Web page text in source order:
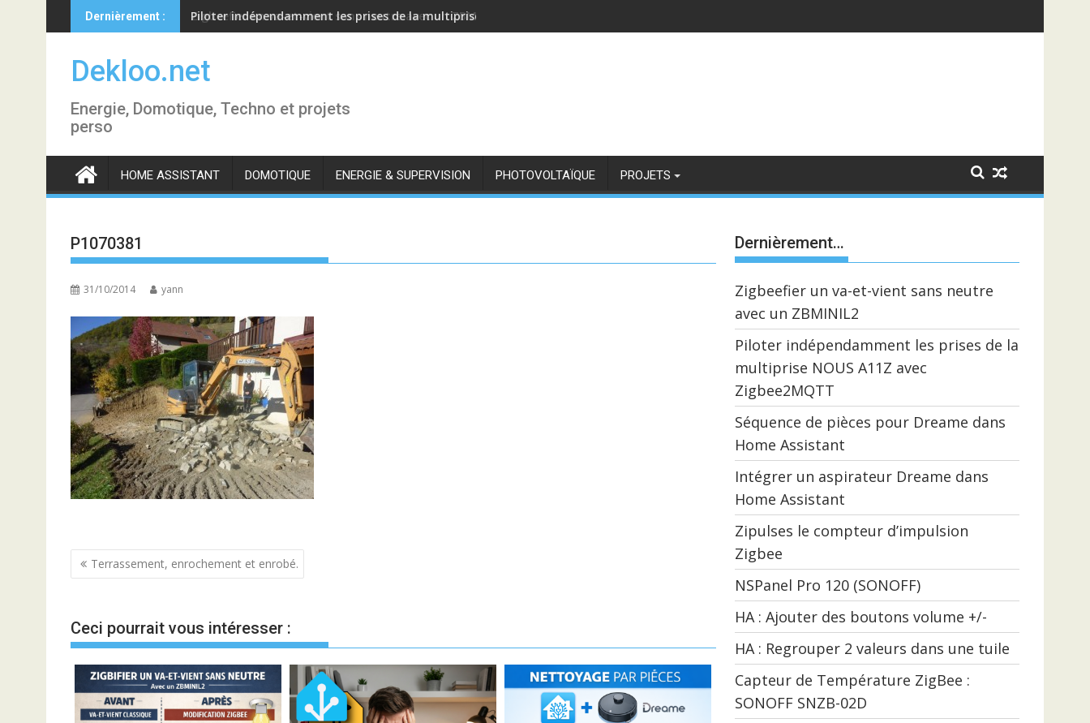
to
content
Dernièrement : Piloter indépendamment les prises de la multiprise NOUS A11Z avec Zigbee2MQTT
Dekloo.net
Energie, Domotique, Techno et projets
perso
HOME ASSISTANT DOMOTIQUE ENERGIE & SUPERVISION PHOTOVOLTAÏQUE PROJETS
P1070381
31/10/2014 yann
Navigation
l’article
Terrassement, enrochement et enrobé.
Ceci pourrait vous intéresser :
Dernièrement…
Zigbeefier un va-et-vient sans neutre
avec un ZBMINIL2
Piloter indépendamment les prises de la
multiprise NOUS A11Z avec
Zigbee2MQTT
Séquence de pièces pour Dreame dans
Home Assistant
Intégrer un aspirateur Dreame dans
Home Assistant
Zipulses le compteur d’impulsion
Zigbee
NSPanel Pro 120 (SONOFF)
HA : Ajouter des boutons volume +/-
HA : Regrouper 2 valeurs dans une tuile
Capteur de Température ZigBee :
SONOFF SNZB-02D